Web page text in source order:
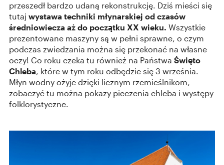
przeszedł bardzo udaną rekonstrukcję. Dziś mieści się
tutaj wystawa techniki młynarskiej od czasów
średniowiecza aż do początku XX wieku. Wszystkie
prezentowane maszyny są w pełni sprawne, o czym
podczas zwiedzania można się przekonać na własne
oczy! Co roku czeka tu również na Państwa Święto
Chleba, które w tym roku odbędzie się 3 września.
Młyn wodny ożyje dzięki licznym rzemieślnikom,
zobaczyć tu można pokazy pieczenia chleba i występy
folklorystyczne.